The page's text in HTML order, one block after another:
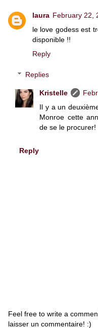
laura February 22,
le love godess est
disponible !!
Reply
Replies
Kristelle
Il y a un
Monroe cette
de se le procurer!
Reply
Feel free to write a
laisser un commentaire! :)